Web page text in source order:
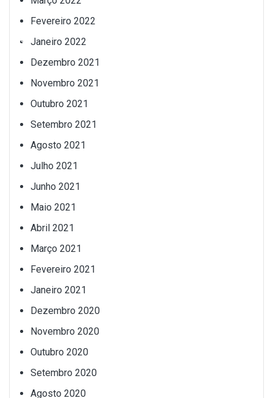
Fevereiro 2022
Janeiro 2022
Dezembro 2021
Novembro 2021
Outubro 2021
Setembro 2021
Agosto 2021
Julho 2021
Junho 2021
Maio 2021
Abril 2021
Março 2021
Fevereiro 2021
Janeiro 2021
Dezembro 2020
Novembro 2020
Outubro 2020
Setembro 2020
Agosto 2020